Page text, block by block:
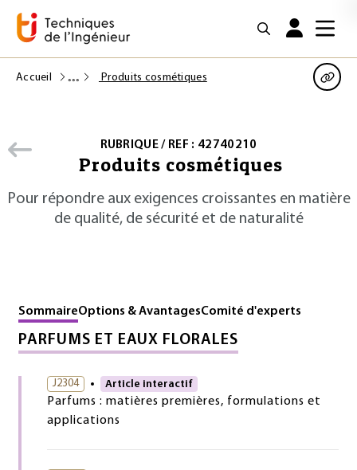
Accueil Produits cosmétiques
RUBRIQUE / REF : 42740210
Produits cosmétiques
Pour répondre aux exigences croissantes en matière
de qualité, de sécurité et de naturalité
SommaireOptions & AvantagesComité d'experts
PARFUMS ET EAUX FLORALES
J2304 Article interactif
Parfums : matières premières, formulations et
applications